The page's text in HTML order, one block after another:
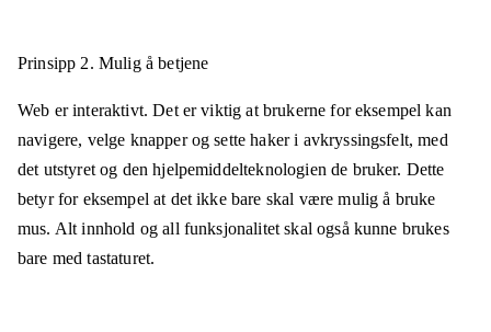
Prinsipp 2. Mulig å betjene
Web er interaktivt. Det er viktig at brukerne for eksempel kan
navigere, velge knapper og sette haker i avkryssingsfelt, med
det utstyret og den hjelpemiddelteknologien de bruker. Dette
betyr for eksempel at det ikke bare skal være mulig å bruke
mus. Alt innhold og all funksjonalitet skal også kunne brukes
bare med tastaturet.